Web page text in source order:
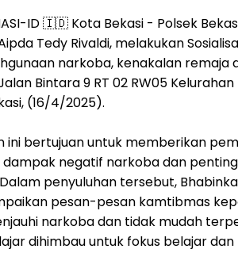
ID 🇮🇩 Kota Bekasi - Polsek
Tedy Rivaldi, melakukan
narkoba, kenakalan remaja
Bintara 9 RT 02 RW05
(16/4/2025).
ini bertujuan untuk memberikan
negatif narkoba dan
penyuluhan tersebut,
pesan-pesan kamtibmas
narkoba dan tidak mudah
dihimbau untuk fokus belajar